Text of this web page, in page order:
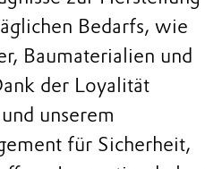
Bedarfs, wie
Baumaterialien und
der Loyalität
unserem
für Sicherheit,